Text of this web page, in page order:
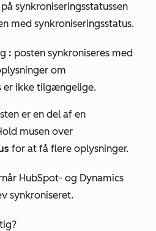
synkroniseringsstatussen
med synkroniseringsstatus.
: posten synkroniseres med
om
er ikke tilgængelige.
er en del af en
musen over
for at få flere oplysninger.
HubSpot- og Dynamics
synkroniseret.